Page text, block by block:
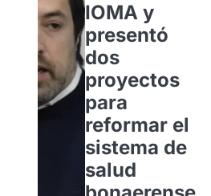
IOMA y
presentó
dos
proyectos
para
reformar el
sistema de
salud